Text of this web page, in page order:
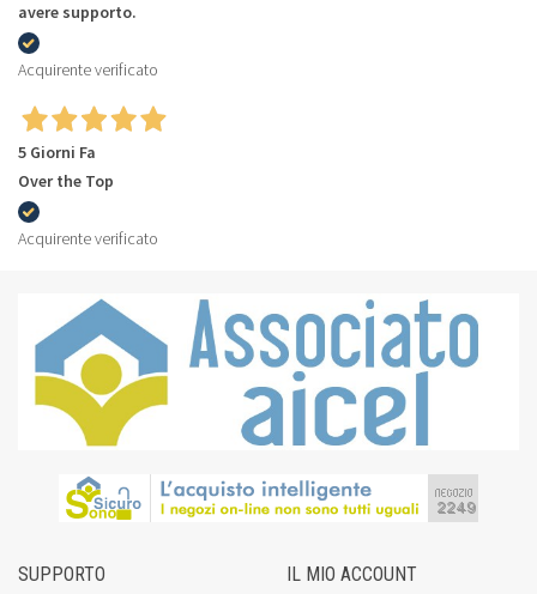
avere supporto.
Acquirente verificato
5 Giorni Fa
Over the Top
Acquirente verificato
SUPPORTO IL MIO ACCOUNT